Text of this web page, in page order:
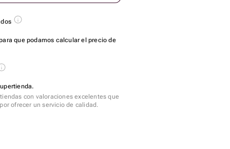
que podamos calcular el precio de
con valoraciones excelentes que
ofrecer un servicio de calidad.